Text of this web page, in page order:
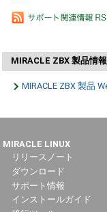
MIRACLE ZBX 製品情報
MIRACLE ZBX 製品
MIRACLE LINUX
リリースノート
ダウンロード
サポート情報
インストールガイド